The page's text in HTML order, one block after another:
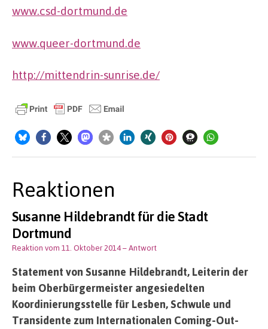
www.csd-dortmund.de
www.queer-dortmund.de
http://mittendrin-sunrise.de/
Reaktionen
Susanne Hildebrandt für die Stadt
Dortmund
Reaktion vom 11. Oktober 2014– Antwort
Statement von Susanne Hildebrandt, Leiterin der
beim Oberbürgermeister angesiedelten
Koordinierungsstelle für Lesben, Schwule und
Transidente zum Internationalen Coming-Out-